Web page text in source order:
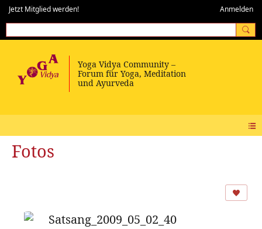
Jetzt Mitglied werden! Anmelden
Fotos
Satsang_2009_05_02_40